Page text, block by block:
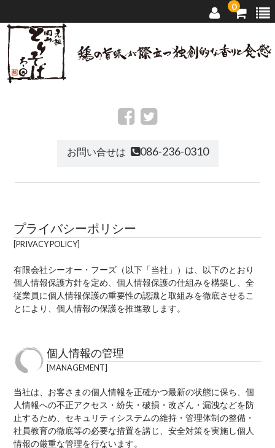
0
お問い合せ
お問い合せは 086-236-0310
プライバシーポリシー
PRIVACY POLICY
有限会社シーオー・フーズ（以下「当社」）は、以下のとおり
個人情報保護方針を定め、個人情報保護の仕組みを構築し、全
従業員に個人情報保護の重要性の認識と取組みを徹底させるこ
とにより、個人情報の保護を推進致します。
個人情報の管理
MANAGEMENT
当社は、お客さまの個人情報を正確かつ最新の状態に保ち、個
人情報への不正アクセス・紛失・破損・改ざん・漏洩などを防
止するため、セキュリティシステムの維持・管理体制の整備・
社員教育の徹底等の必要な措置を講じ、安全対策を実施し個人
情報の厳重な管理を行ないます。